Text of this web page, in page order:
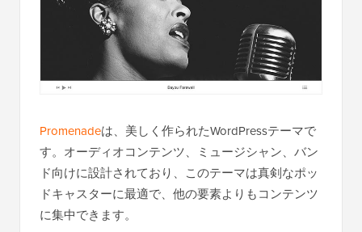
Promenadeは、美しく作られたWordPressテーマで
す。オーディオコンテンツ、ミュージシャン、バン
ド向けに設計されており、このテーマは真剣なポッ
ドキャスターに最適で、他の要素よりもコンテンツ
に集中できます。